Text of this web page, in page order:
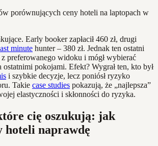
Early booker zapłacił 460 zł, drugi
minute hunter – 380 zł. Jednak ten ostatni
z preferowanego widoku i mógł wybierać
pokojami. Efekt? Wygrał ten, kto był
i szybkie decyzje, lecz poniósł ryzyko
Takie case studies pokazują, że „najlepsza”
elastyczności i skłonności do ryzyka.
cię oszukują: jak
hoteli naprawdę